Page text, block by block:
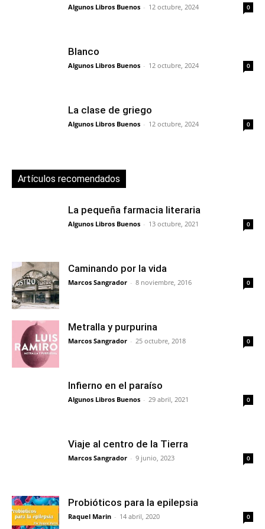
Algunos Libros Buenos - 12 octubre, 2024 0
Blanco
Algunos Libros Buenos - 12 octubre, 2024 0
La clase de griego
Algunos Libros Buenos - 12 octubre, 2024 0
Artículos recomendados
La pequeña farmacia literaria
Algunos Libros Buenos - 13 octubre, 2021 0
Caminando por la vida
Marcos Sangrador - 8 noviembre, 2016 0
Metralla y purpurina
Marcos Sangrador - 25 octubre, 2018 0
Infierno en el paraíso
Algunos Libros Buenos - 29 abril, 2021 0
Viaje al centro de la Tierra
Marcos Sangrador - 9 junio, 2023 0
Probióticos para la epilepsia
Raquel Marin - 14 abril, 2020 0